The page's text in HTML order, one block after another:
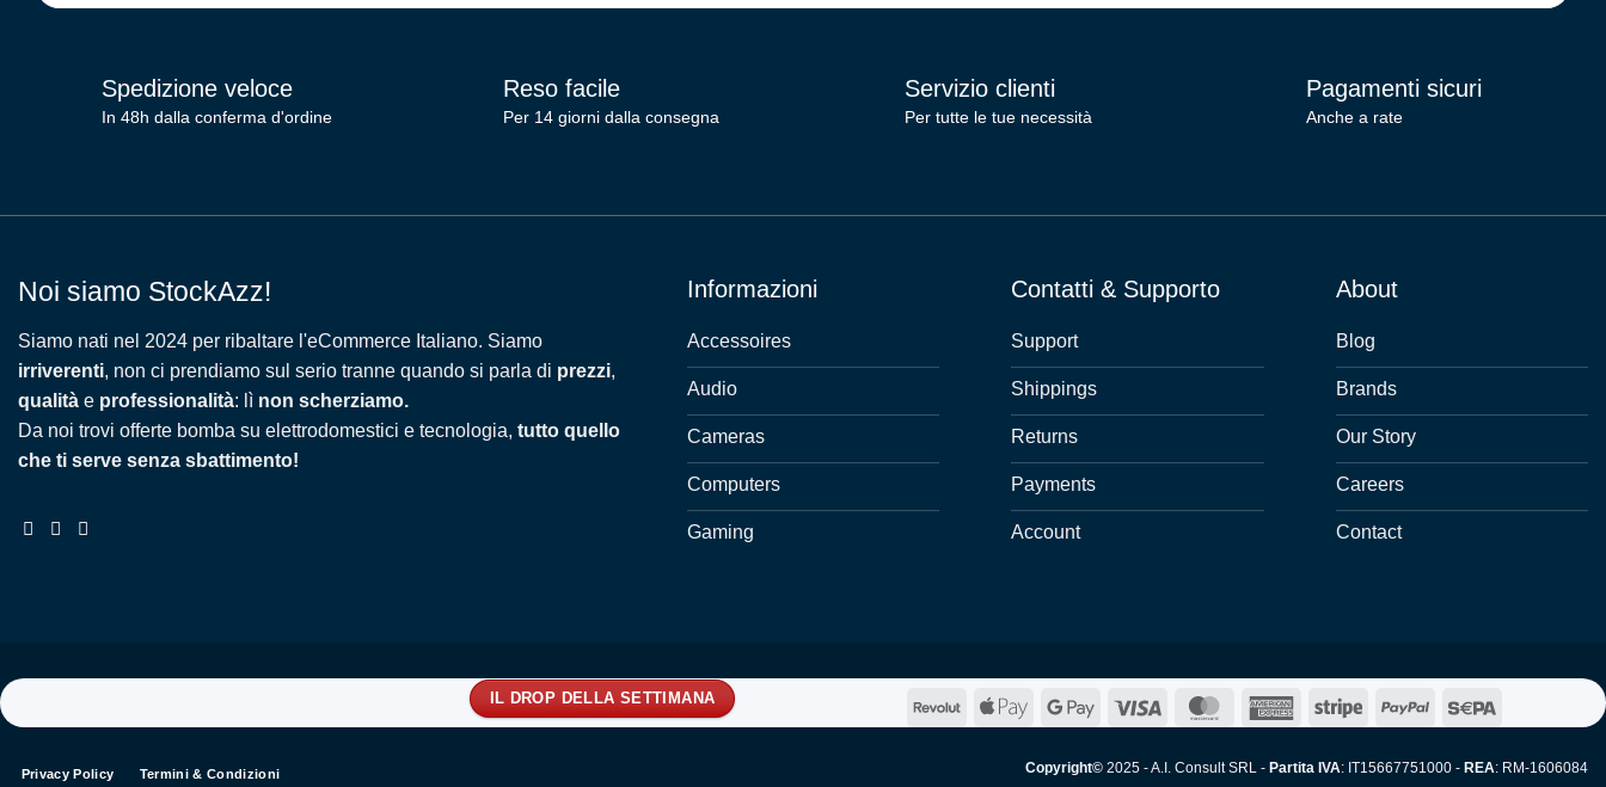
Spedizione veloce
In 48h dalla conferma d'ordine
Reso facile
Per 14 giorni dalla consegna
Servizio clienti
Per tutte le tue necessità
Pagamenti sicuri
Anche a rate
Noi siamo StockAzz!
Siamo nati nel 2024 per ribaltare l'eCommerce Italiano. Siamo
irriverenti, non ci prendiamo sul serio tranne quando si parla di prezzi,
qualità e professionalità: lì non scherziamo.
Da noi trovi offerte bomba su elettrodomestici e tecnologia, tutto quello
che ti serve senza sbattimento!
Informazioni
Accessoires
Audio
Cameras
Computers
Gaming
Contatti & Supporto
Support
Shippings
Returns
Payments
Account
About
Blog
Brands
Our Story
Careers
Contact
IL DROP DELLA SETTIMANA RevolutApple
Google Visa MasterCardAmericanStripe PayPal
Privacy Policy Termini & Condizioni Copyright© 2025 - A.I. Consult SRL - Partita IVA: IT15667751000 - REA: RM-1606084